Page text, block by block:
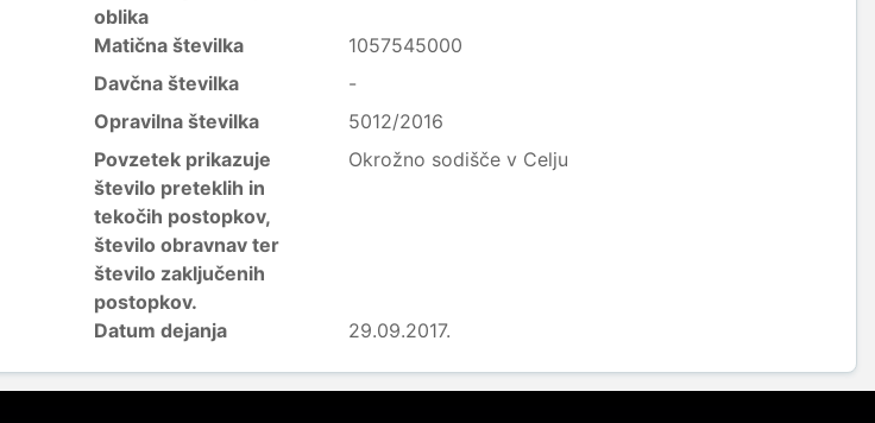
oblika
Matična številka
1057545000
Davčna številka
-
Opravilna številka
5012/2016
Povzetek prikazuje
število preteklih in
tekočih postopkov,
število obravnav ter
število zaključenih
postopkov.
Okrožno sodišče v Celju
Datum dejanja 29.09.2017.